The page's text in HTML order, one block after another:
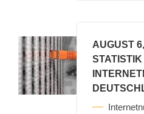
AUGUST
STATISTIK